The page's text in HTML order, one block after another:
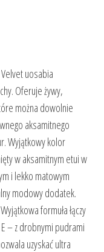
Velvet uosabia
Oferuje żywy,
można dowolnie
aksamitnego
Wyjątkowy kolor
w aksamitnym etui w
i lekko matowym
modowy dodatek.
Wyjątkowa formuła łączy
– z drobnymi pudrami
uzyskać ultra